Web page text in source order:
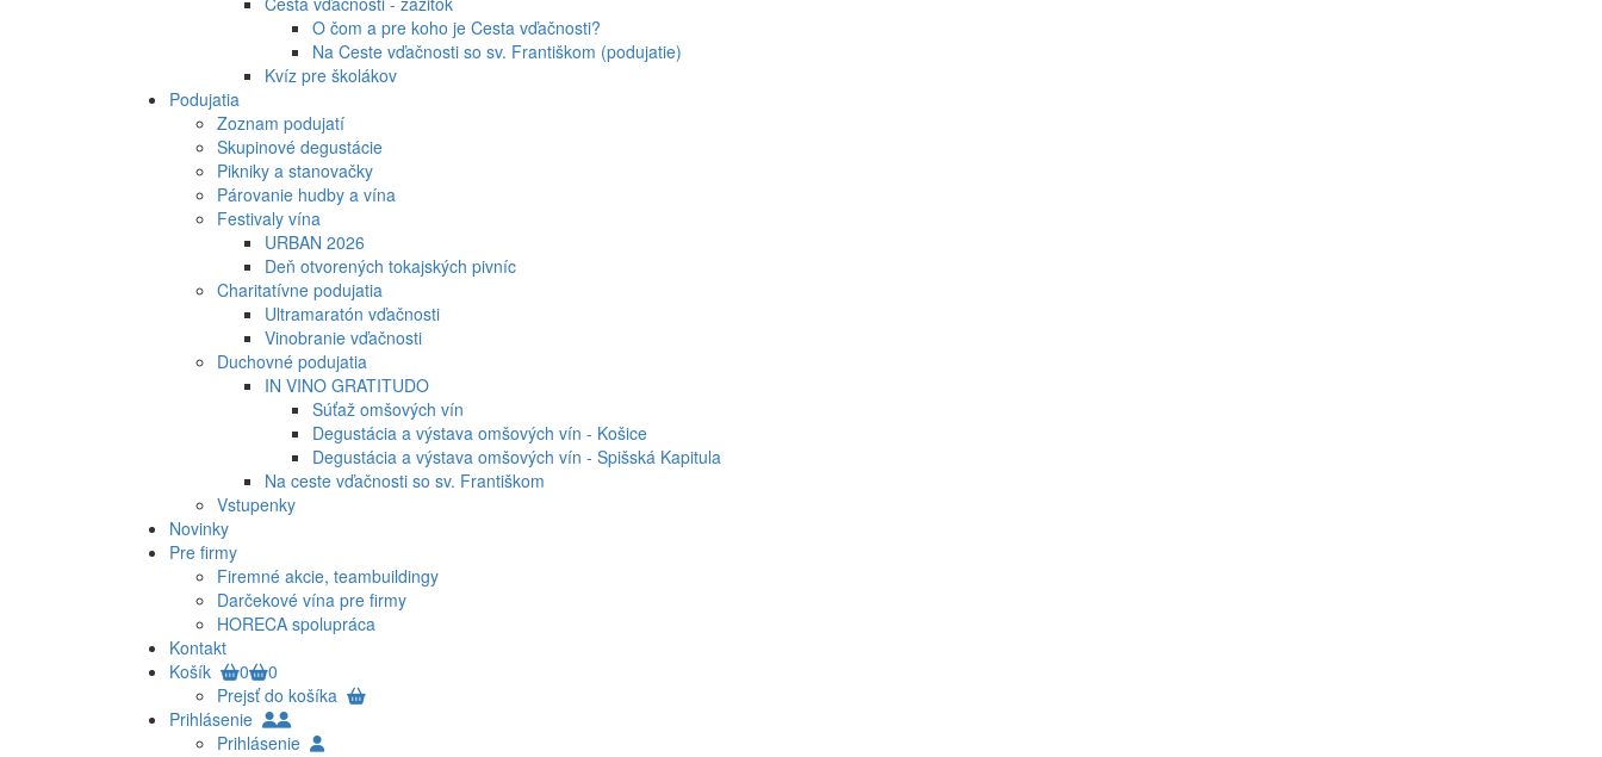
O čom a pre koho je Cesta vďačnosti?
Na Ceste vďačnosti so sv. Františkom (podujatie)
Kvíz pre školákov
Podujatia
Zoznam podujatí
Skupinové degustácie
Pikniky a stanovačky
Párovanie hudby a vína
Festivaly vína
URBAN 2026
Deň otvorených tokajských pivníc
Charitatívne podujatia
Ultramaratón vďačnosti
Vinobranie vďačnosti
Duchovné podujatia
IN VINO GRATITUDO
Súťaž omšových vín
Degustácia a výstava omšových vín - Košice
Degustácia a výstava omšových vín - Spišská Kapitula
Na ceste vďačnosti so sv. Františkom
Vstupenky
Novinky
Pre firmy
Firemné akcie, teambuildingy
Darčekové vína pre firmy
HORECA spolupráca
Kontakt
Košík
0
0
Prejsť do košíka
Prihlásenie
Prihlásenie